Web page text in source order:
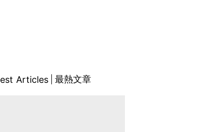
Articles 最熱文章